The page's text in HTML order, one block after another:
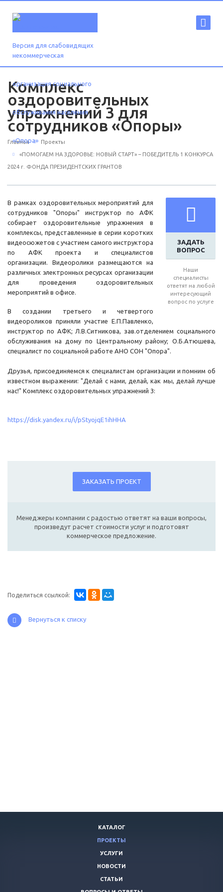
Версия для слабовидящих
Комплекс
оздоровительных
упражнений 3 для
сотрудников «Опоры»
Главная Проекты
«ПОМОГАЕМ НА ЗДОРОВЬЕ: НОВЫЙ СТАРТ» – ПОБЕДИТЕЛЬ 1 КОНКУРСА
2024 г. ФОНДА ПРЕЗИДЕНТСКИХ ГРАНТОВ
ЗАДАТЬ
ВОПРОС
Наши
специалисты
ответят на любой
интересующий
вопрос по услуге
В рамках оздоровительных мероприятий для
сотрудников "Опоры" инструктор по АФК
собирает оздоровительные упражнения в
комплексы, представленные в серии коротких
видеосюжетов с участием самого инструктора
по АФК проекта и специалистов
организации. Видеоролики размещаются на
различных электронных ресурсах организации
для проведения оздоровительных
мероприятий в офисе.
В создании третьего и четвертого
видеороликов приняли участие Е.П.Павленко,
инструктор по АФК; Л.В.Ситникова, зав.отделением социального
обслуживания на дому по Центральному району; О.Б.Атюшева,
специалист по социальной работе АНО СОН "Опора".
Друзья, присоединяемся к специалистам организации и помним об
известном выражении: "Делай с нами, делай, как мы, делай лучше
нас!" Комплекс оздоровительных упражнений 3:
https://disk.yandex.ru/i/pStyojqE1ihHHA
ЗАКАЗАТЬ ПРОЕКТ
Менеджеры компании с радостью ответят на ваши вопросы,
произведут расчет стоимости услуг и подготовят
коммерческое предложение.
Поделиться ссылкой:
Вернуться к списку
КАТАЛОГ
ПРОЕКТЫ
УСЛУГИ
НОВОСТИ
СТАТЬИ